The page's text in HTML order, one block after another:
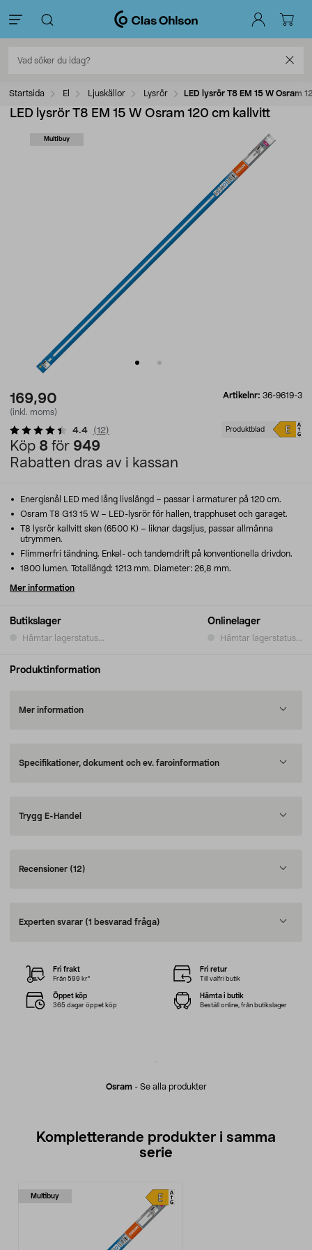
Startsida El Ljuskällor Lysrör LED lysrör T8 EM 15 W Osram
LED lysrör T8 EM 15 W Osram 120 cm kallvitt
Multibuy
169,90
(inkl. moms)
Artikelnr: 36-9619-3
Produktblad
4.4 (12)
Köp 8 för 949
Rabatten dras av i kassan
Butikslager
Hämtar lagerstatus...
Onlinelager
Hämtar lagerstatus...
Energisnål LED med lång livslängd – passar i armaturer på 120 cm.
Osram T8 G13 15 W – LED-lysrör för hallen, trapphuset och garaget.
T8 lysrör kallvitt sken (6500 K) – liknar dagsljus, passar allmänna
utrymmen.
Flimmerfri tändning. Enkel- och tandemdrift på konventionella drivdon.
1800 lumen. Totallängd: 1213 mm. Diameter: 26,8 mm.
Mer information
Produktinformation
Mer information
Specifikationer, dokument och ev. faroinformation
Trygg E-Handel
Recensioner (12)
Experten svarar (1 besvarad fråga)
Osram- Se alla produkter
Fri frakt
Från 599 kr*
Fri retur
Till valfri butik
Öppet köp
365 dagar öppet köp
Hämta i butik
Beställ online, från butikslager
Kompletterande produkter i samma
serie
Multibuy